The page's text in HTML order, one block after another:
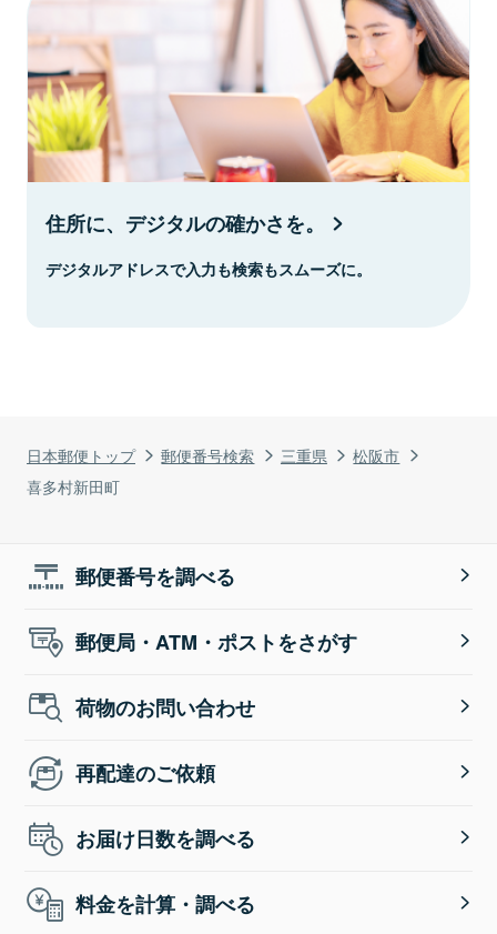
日本郵便トップ 郵便番号検索 三重県
松阪市
喜多村新田町
住所に、デジタルの確かさを。
デジタルアドレスで入力も検索もスムーズに。
郵便番号を調べる
郵便局・ATM・ポストをさがす
荷物のお問い合わせ
再配達のご依頼
お届け日数を調べる
料金を計算・調べる